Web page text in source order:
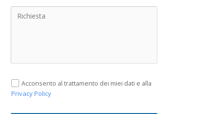
Acconsento al trattamento dei miei dati e alla
Privacy Policy